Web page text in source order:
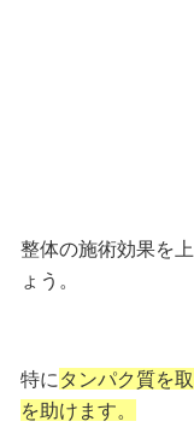
整体の施術効果を
ょう。
特に タンパク質を
を助けます。